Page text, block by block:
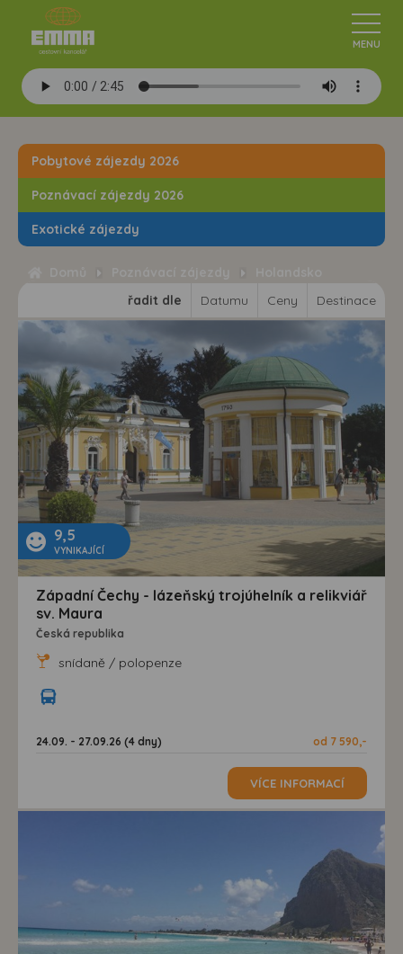
Pobytové zájezdy 2026
Poznávací zájezdy 2026
Exotické zájezdy
řadit dle
Datumu Ceny Destinace
9,5
VYNIKAJÍCÍ
Západní Čechy - lázeňský trojúhelník a relikviář
sv. Maura
Česká republika
snídaně / polopenze
24.09. - 27.09.26 (4 dny) od 7 590,-
VÍCE INFORMACÍ